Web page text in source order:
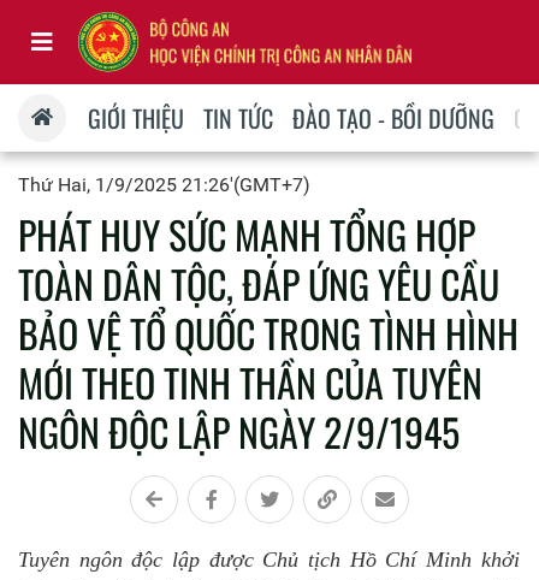
GIỚI THIỆU TIN TỨC ĐÀO TẠO - BỒI DƯỠNG
Thứ Hai, 1/9/2025 21:26'(GMT+7)
PHÁT HUY SỨC MẠNH TỔNG HỢP
TOÀN DÂN TỘC, ĐÁP ỨNG YÊU CẦU
BẢO VỆ TỔ QUỐC TRONG TÌNH HÌNH
MỚI THEO TINH THẦN CỦA TUYÊN
NGÔN ĐỘC LẬP NGÀY 2/9/1945
Tuyên ngôn độc lập được Chủ tịch Hồ Chí Minh khởi